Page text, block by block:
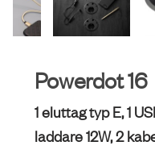
Powerdot 16
1 eluttag typ E, 1
laddare 12W, 2